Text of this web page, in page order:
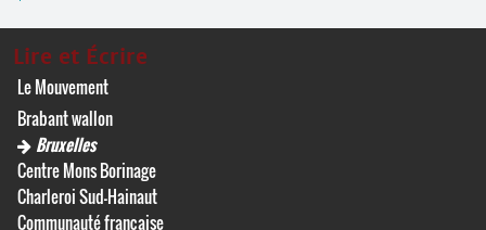
Lire et Écrire
Le Mouvement
Brabant wallon
Bruxelles
Centre Mons Borinage
Charleroi Sud-Hainaut
Communauté française